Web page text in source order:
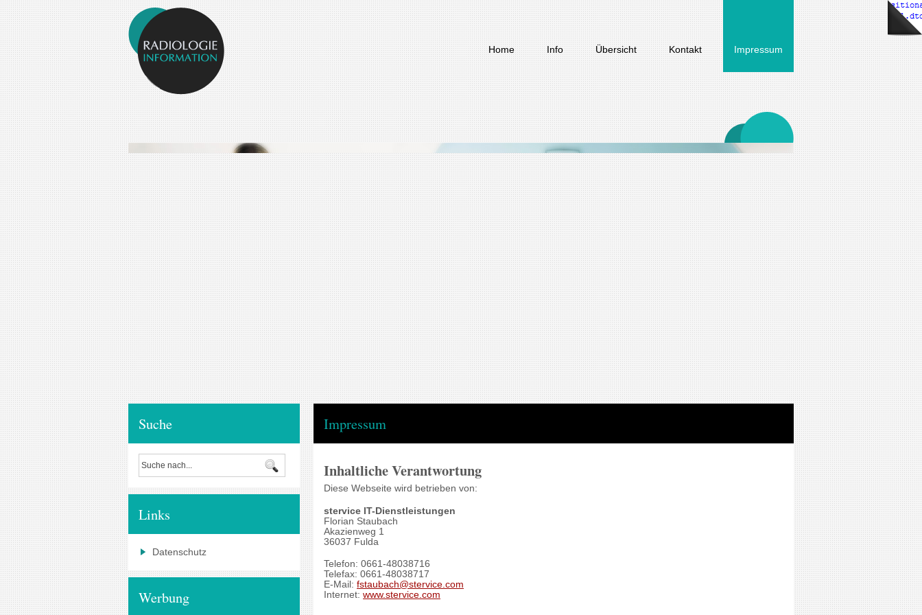
Impressum
Kontakt
Übersicht
Info
Home
Suche
Links
Datenschutz
Werbung
Impressum
Inhaltliche Verantwortung
Diese Webseite wird betrieben von:
stervice IT-Dienstleistungen
Florian Staubach
Akazienweg 1
36037 Fulda
Telefon: 0661-48038716
Telefax: 0661-48038717
E-Mail: fstaubach@stervice.com
Internet: www.stervice.com